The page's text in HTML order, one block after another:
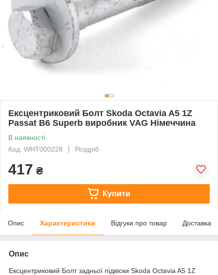
Ексцентриковий Болт Skoda Octavia A5 1Z
Passat B6 Superb виробник VAG Німеччина
В наявності
Код: WHT000228
Роздріб
417 ₴
Купити
Опис Характеристики Відгуки про товар Доставка
Опис
Ексцентриковий Болт задньої підвіски Skoda Octavia A5 1Z